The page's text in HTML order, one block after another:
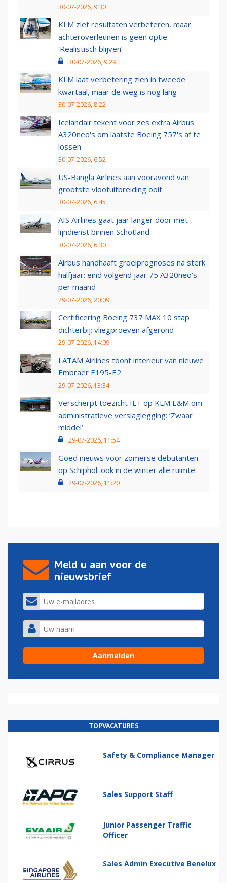
30-07-2026, 9:30
KLM ziet resultaten verbeteren, maar
achteroverleunen is geen optie:
‘Realistisch blijven’
30-07-2026, 9:29
KLM laat verbetering zien in tweede
kwartaal, maar de weg is nog lang
30-07-2026, 8:22
Icelandair tekent voor zes extra Airbus
A320neo's om laatste Boeing 757's af te
lossen
30-07-2026, 6:52
US-Bangla Airlines aan vooravond van
grootste vlootuitbreiding ooit
30-07-2026, 6:45
AIS Airlines gaat jaar langer door met
lijndienst binnen Schotland
30-07-2026, 6:30
Airbus handhaaft groeiprognoses na sterk
halfjaar: eind volgend jaar 75 A320neo’s
per maand
29-07-2026, 20:09
Certificering Boeing 737 MAX 10 stap
dichterbij: vliegproeven afgerond
29-07-2026, 14:09
LATAM Airlines toont interieur van nieuwe
Embraer E195-E2
29-07-2026, 13:34
Verscherpt toezicht ILT op KLM E&M om
administratieve verslaglegging: ‘Zwaar
middel’
29-07-2026, 11:54
Goed nieuws voor zomerse debutanten
op Schiphol: ook in de winter alle ruimte
29-07-2026, 11:20
Meld u aan voor de
nieuwsbrief
TOPVACATURES
Safety & Compliance Manager
Sales Support Staff
Junior Passenger Traffic
Officer
Sales Admin Executive Benelux